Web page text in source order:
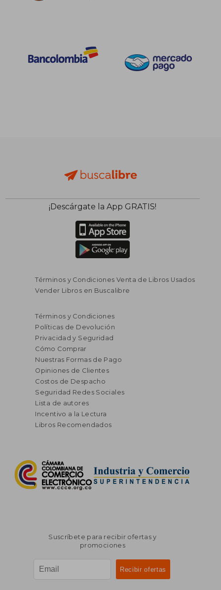
¡Descárgate la App GRATIS!
Términos y Condiciones Venta de Libros Usados
Vender Libros en Buscalibre
Términos y Condiciones
Políticas de Devolución
Privacidad y Seguridad
Cómo Comprar
Nuestras Formas de Pago
Opiniones de Clientes
Costos de Despacho
Seguridad Redes Sociales
Lista de autores
Incentivo a la Lectura
Libros Recomendados
Suscríbete para recibir ofertas y
promociones